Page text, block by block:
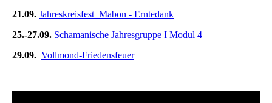
21.09. Jahreskreisfest Mabon - Erntedank
25.-27.09. Schamanische Jahresgruppe I Modul 4
29.09. Vollmond-Friedensfeuer